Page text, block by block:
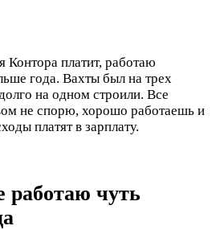
Контора платит, работаю
года. Вахты был на трех
на одном строили. Все
не спорю, хорошо работаешь и
платят в зарплату.
работаю чуть